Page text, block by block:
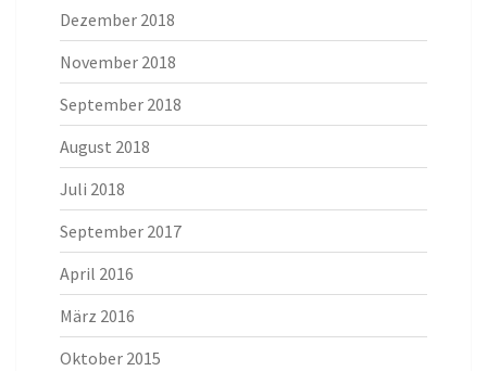
Dezember 2018
November 2018
September 2018
August 2018
Juli 2018
September 2017
April 2016
März 2016
Oktober 2015